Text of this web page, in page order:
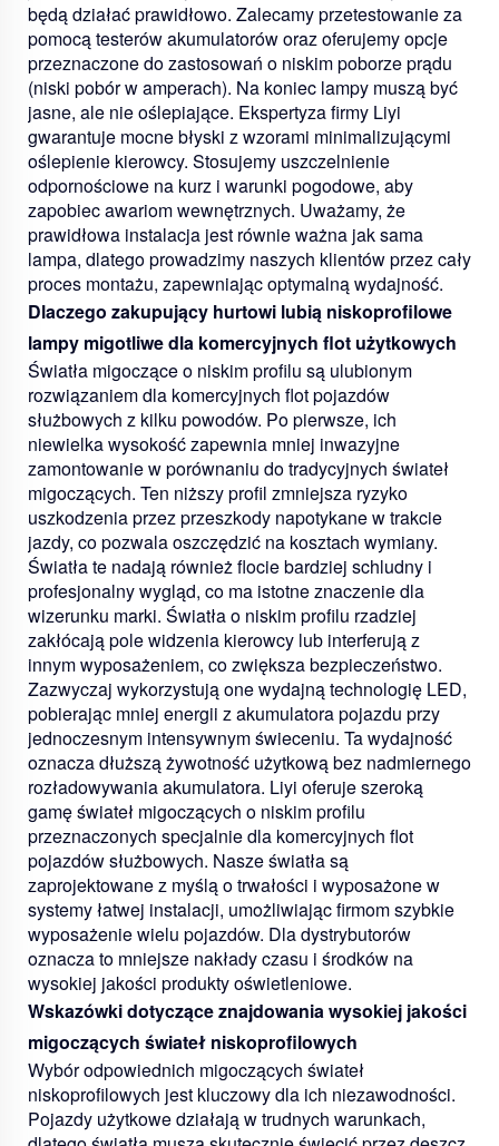
będą działać prawidłowo. Zalecamy przetestowanie za
pomocą testerów akumulatorów oraz oferujemy opcje
przeznaczone do zastosowań o niskim poborze prądu
(niski pobór w amperach). Na koniec lampy muszą być
jasne, ale nie oślepiające. Ekspertyza firmy Liyi
gwarantuje mocne błyski z wzorami minimalizującymi
oślepienie kierowcy. Stosujemy uszczelnienie
odpornościowe na kurz i warunki pogodowe, aby
zapobiec awariom wewnętrznych. Uważamy, że
prawidłowa instalacja jest równie ważna jak sama
lampa, dlatego prowadzimy naszych klientów przez cały
proces montażu, zapewniając optymalną wydajność.
Dlaczego zakupujący hurtowi lubią niskoprofilowe
lampy migotliwe dla komercyjnych flot użytkowych
Światła migoczące o niskim profilu są ulubionym
rozwiązaniem dla komercyjnych flot pojazdów
służbowych z kilku powodów. Po pierwsze, ich
niewielka wysokość zapewnia mniej inwazyjne
zamontowanie w porównaniu do tradycyjnych świateł
migoczących. Ten niższy profil zmniejsza ryzyko
uszkodzenia przez przeszkody napotykane w trakcie
jazdy, co pozwala oszczędzić na kosztach wymiany.
Światła te nadają również flocie bardziej schludny i
profesjonalny wygląd, co ma istotne znaczenie dla
wizerunku marki. Światła o niskim profilu rzadziej
zakłócają pole widzenia kierowcy lub interferują z
innym wyposażeniem, co zwiększa bezpieczeństwo.
Zazwyczaj wykorzystują one wydajną technologię LED,
pobierając mniej energii z akumulatora pojazdu przy
jednoczesnym intensywnym świeceniu. Ta wydajność
oznacza dłuższą żywotność użytkową bez nadmiernego
rozładowywania akumulatora. Liyi oferuje szeroką
gamę świateł migoczących o niskim profilu
przeznaczonych specjalnie dla komercyjnych flot
pojazdów służbowych. Nasze światła są
zaprojektowane z myślą o trwałości i wyposażone w
systemy łatwej instalacji, umożliwiając firmom szybkie
wyposażenie wielu pojazdów. Dla dystrybutorów
oznacza to mniejsze nakłady czasu i środków na
wysokiej jakości produkty oświetleniowe.
Wskazówki dotyczące znajdowania wysokiej jakości
migoczących świateł niskoprofilowych
Wybór odpowiednich migoczących świateł
niskoprofilowych jest kluczowy dla ich niezawodności.
Pojazdy użytkowe działają w trudnych warunkach,